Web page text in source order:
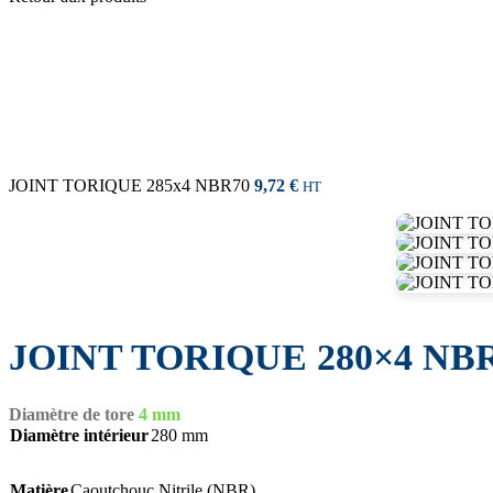
JOINT TORIQUE 285x4 NBR70 9,72 € HT
JOINT TORIQUE 280×4
Diamètre de tore 4 mm
Diamètre intérieur280 mm